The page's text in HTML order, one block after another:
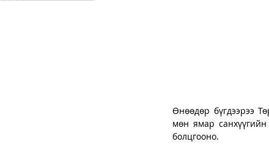
Өнөөдөр бүгдээрээ
мөн ямар санхүүгийн
болцгооно.